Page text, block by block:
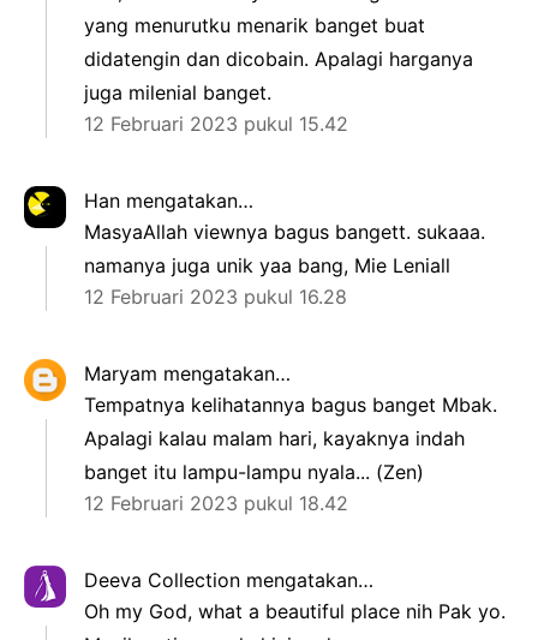
yang menurutku menarik banget buat
didatengin dan dicobain. Apalagi harganya
juga milenial banget.
12 Februari 2023 pukul 15.42
Han mengatakan…
MasyaAllah viewnya bagus bangett. sukaaa.
namanya juga unik yaa bang, Mie Leniall
12 Februari 2023 pukul 16.28
Maryam mengatakan…
Tempatnya kelihatannya bagus banget Mbak.
Apalagi kalau malam hari, kayaknya indah
banget itu lampu-lampu nyala... (Zen)
12 Februari 2023 pukul 18.42
Deeva Collection mengatakan…
Oh my God, what a beautiful place nih Pak yo.